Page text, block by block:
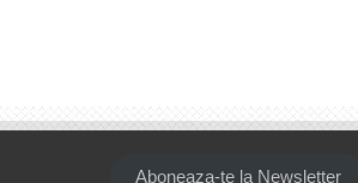
Aboneaza-te la Newsletter